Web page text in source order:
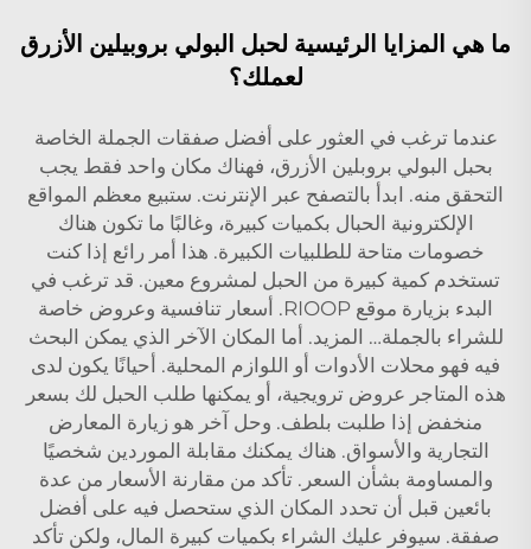
ما هي المزايا الرئيسية لحبل البولي بروبيلين الأزرق
لعملك؟
عندما ترغب في العثور على أفضل صفقات الجملة الخاصة
بحبل البولي بروبلين الأزرق، فهناك مكان واحد فقط يجب
التحقق منه. ابدأ بالتصفح عبر الإنترنت. ستبيع معظم المواقع
الإلكترونية الحبال بكميات كبيرة، وغالبًا ما تكون هناك
خصومات متاحة للطلبيات الكبيرة. هذا أمر رائع إذا كنت
تستخدم كمية كبيرة من الحبل لمشروع معين. قد ترغب في
البدء بزيارة موقع RIOOP. أسعار تنافسية وعروض خاصة
للشراء بالجملة… المزيد. أما المكان الآخر الذي يمكن البحث
فيه فهو محلات الأدوات أو اللوازم المحلية. أحيانًا يكون لدى
هذه المتاجر عروض ترويجية، أو يمكنها طلب الحبل لك بسعر
منخفض إذا طلبت بلطف. وحل آخر هو زيارة المعارض
التجارية والأسواق. هناك يمكنك مقابلة الموردين شخصيًا
والمساومة بشأن السعر. تأكد من مقارنة الأسعار من عدة
بائعين قبل أن تحدد المكان الذي ستحصل فيه على أفضل
صفقة. سيوفر عليك الشراء بكميات كبيرة المال، ولكن تأكد